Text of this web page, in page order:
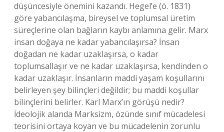
düşüncesiyle önemini kazandı. Hegel’e (ö. 1831)
göre yabancılaşma, bireysel ve toplumsal üretim
süreçlerine olan bağların kaybı anlamına gelir. Marx
insan doğaya ne kadar yabancılaşırsa? İnsan
doğadan ne kadar uzaklaşırsa, o kadar
toplumsallaşır ve ne kadar uzaklaşırsa, kendinden o
kadar uzaklaşır. İnsanların maddi yaşam koşullarını
belirleyen şey bilinçleri değildir; bu maddi koşullar
bilinçlerini belirler. Karl Marx’ın görüşü nedir?
İdeolojik alanda Marksizm, özünde sınıf mücadelesi
teorisini ortaya koyan ve bu mücadelenin zorunlu